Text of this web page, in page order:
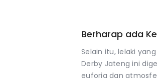
Berharap ada
Selain itu, lelaki
Derby Jateng ini
euforia dan